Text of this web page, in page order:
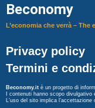
Beconomy
L’economia che verrà – The
Privacy policy
Termini e
Beconomy.it è un progetto di
I contenuti hanno scopo
L’uso del sito implica l’accettazione